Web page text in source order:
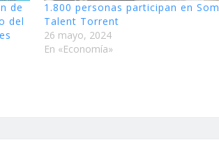
de
del
1.800 personas participan en Som
Talent Torrent
26 mayo, 2024
En «Economía»